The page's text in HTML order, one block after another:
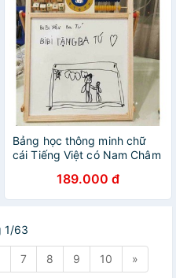
Bảng học thông minh chữ
cái Tiếng Việt có Nam Châm
pháp STEAMS giáo dục sớm
cho trẻ 3-6 tuổi
189.000 đ
1/63
7 8 9 10 »